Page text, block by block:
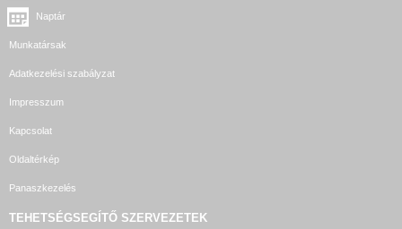
Naptár
Munkatársak
Adatkezelési szabályzat
Impresszum
Kapcsolat
Oldaltérkép
Panaszkezelés
TEHETSÉGSEGÍTŐ SZERVEZETEK